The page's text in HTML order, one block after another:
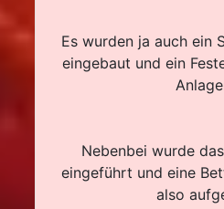
Es wurden ja auch ein
eingebaut und ein
Nebenbei wurde
eingeführt und eine
also